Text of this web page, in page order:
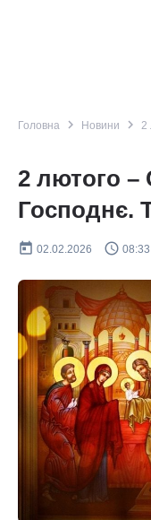
Головна navigate_next Новини navigate_next 2
2 лютого –
Господнє.
today 02.02.2026 query_builder 08:33